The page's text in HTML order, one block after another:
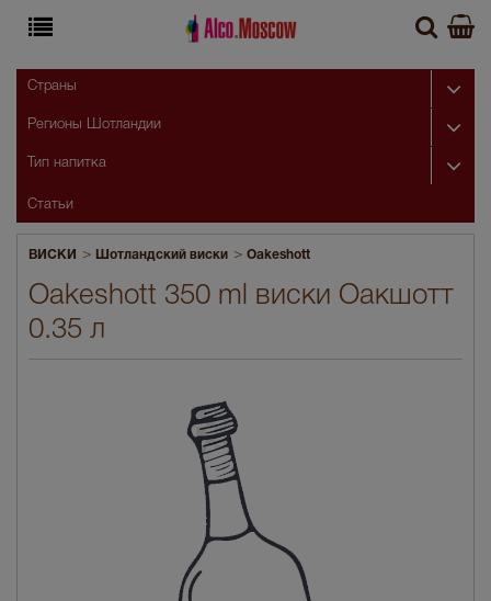
ВИСКИ > Шотландский виски > Oakeshott
Oakeshott 350 ml виски Оакшотт
0.35 л
Страны
Регионы Шотландии
Тип напитка
Статьи